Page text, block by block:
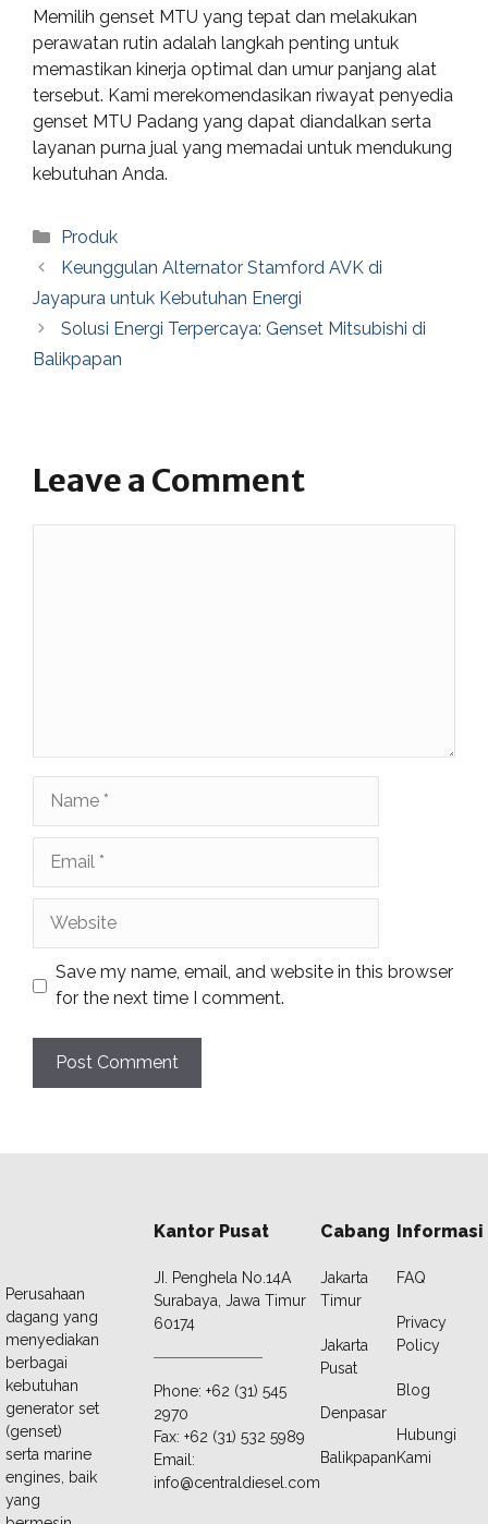
Memilih genset MTU yang tepat dan melakukan
perawatan rutin adalah langkah penting untuk
memastikan kinerja optimal dan umur panjang alat
tersebut. Kami merekomendasikan riwayat penyedia
genset MTU Padang yang dapat diandalkan serta
layanan purna jual yang memadai untuk mendukung
kebutuhan Anda.
Categories
Produk
Keunggulan Alternator Stamford AVK di
Jayapura untuk Kebutuhan Energi
Solusi Energi Terpercaya: Genset Mitsubishi di
Balikpapan
Leave a Comment
Save my name, email, and website in this browser
for the next time I comment.
Perusahaan
dagang yang
menyediakan
berbagai
kebutuhan
generator set
(genset)
serta marine
engines, baik
yang
Kantor Pusat
JI. Penghela No.14A
Surabaya, Jawa Timur
60174
Phone: +62 (31) 545
2970
Fax: +62 (31) 532 5989
Email:
info@centraldiesel.com
Cabang
Jakarta
Timur
Jakarta
Pusat
Denpasar
Balikpapan
Informasi
FAQ
Privacy
Policy
Blog
Hubungi
Kami